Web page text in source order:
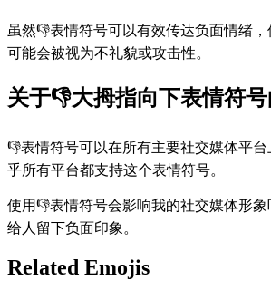
虽然👎表情符号可以有效传达负面情绪
可能会被视为不礼貌或攻击性。
关于👎大拇指向下表情符
👎表情符号可以在所有主要社交媒体平
乎所有平台都支持这个表情符号。
使用👎表情符号会影响我的社交媒体形
给人留下负面印象。
Related Emojis